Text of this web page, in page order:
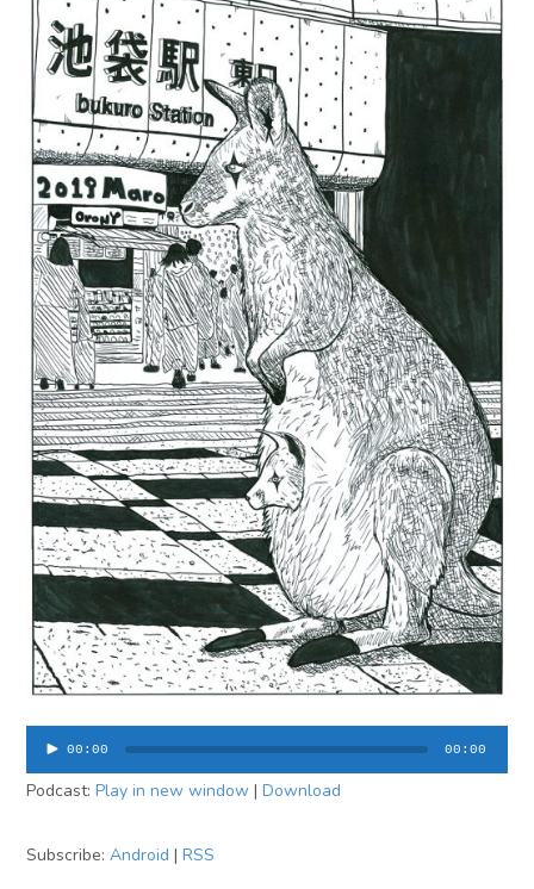
プ
ー
00:00 00:00
Podcast: Play in new window| Download
Subscribe: Android | RSS